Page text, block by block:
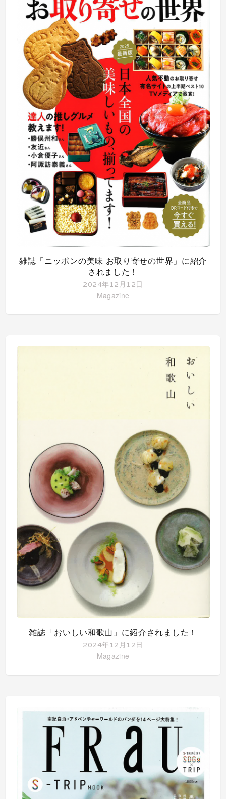
雑誌「ニッポンの美味 お取り寄せの世界」に紹介
されました！
2024年12月12日
Magazine
雑誌「おいしい和歌山」に紹介されました！
2024年12月12日
Magazine